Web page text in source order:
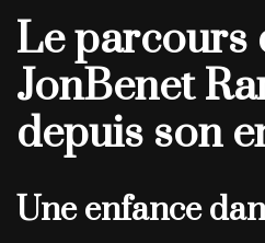
Le parcours
JonBenet
depuis son
Une enfance